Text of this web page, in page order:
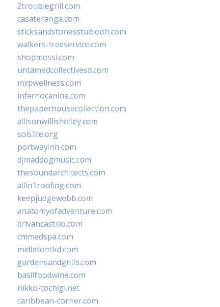
2troublegrill.com
casateranga.com
sticksandstonesstudiooh.com
walkers-treeservice.com
shopmossi.com
untamedcollectivesd.com
mxpwellness.com
infernocanine.com
thepaperhousecollection.com
allisonwillisholley.com
solslite.org
portwayinn.com
djmaddogmusic.com
thesoundarchitects.com
allin1roofing.com
keepjudgewebb.com
anatomyofadventure.com
drivancastillo.com
cmmedspa.com
midletontkd.com
gardensandgrills.com
basilfoodwine.com
nikko-tochigi.net
caribbean-corner.com